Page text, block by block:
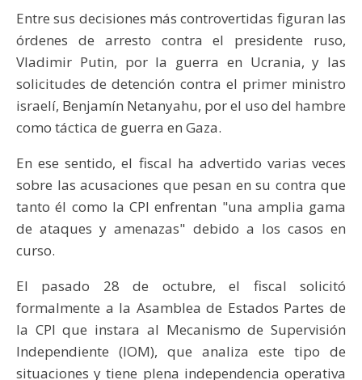
Entre sus decisiones más controvertidas figuran las
órdenes de arresto contra el presidente ruso,
Vladimir Putin, por la guerra en Ucrania, y las
solicitudes de detención contra el primer ministro
israelí, Benjamín Netanyahu, por el uso del hambre
como táctica de guerra en Gaza.
En ese sentido, el fiscal ha advertido varias veces
sobre las acusaciones que pesan en su contra que
tanto él como la CPI enfrentan "una amplia gama
de ataques y amenazas" debido a los casos en
curso.
El pasado 28 de octubre, el fiscal solicitó
formalmente a la Asamblea de Estados Partes de
la CPI que instara al Mecanismo de Supervisión
Independiente (IOM), que analiza este tipo de
situaciones y tiene plena independencia operativa